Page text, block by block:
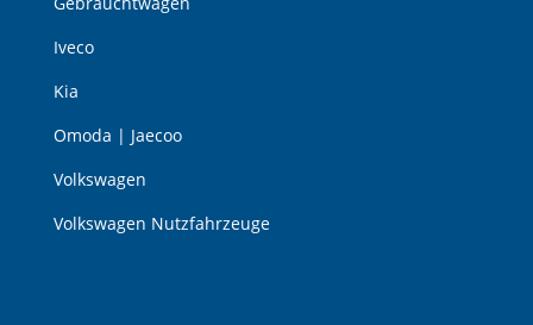
Iveco
Kia
Omoda | Jaecoo
Volkswagen
Volkswagen Nutzfahrzeuge